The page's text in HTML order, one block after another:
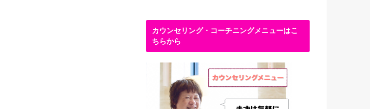
カウンセリング・コーチニングメニューはこ
ちらから